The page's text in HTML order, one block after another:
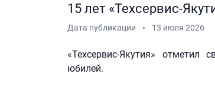
15 лет «Техсервис-
Дата публикации 13 июля 2026
«Техсервис-Якутия» отметил
юбилей.